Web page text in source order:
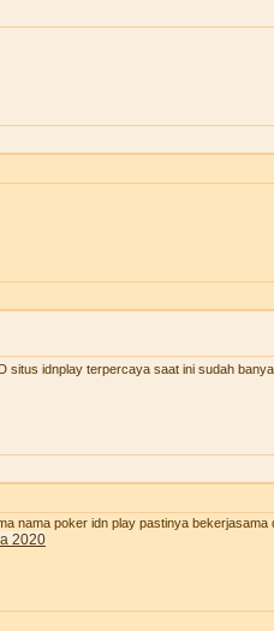
situs idnplay terpercaya saat ini sudah
nama poker idn play pastinya bekerjasama
2020